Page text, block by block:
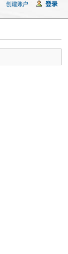
创建账户 登录